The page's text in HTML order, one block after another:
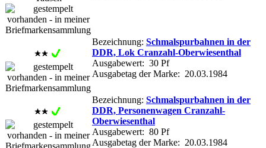
Bezeichnung: Schmalspurbahnen in der
DDR, Lok Cranzahl-Oberwiesenthal
Ausgabewert: 30 Pf
Ausgabetag der Marke: 20.03.1984
Bezeichnung: Schmalspurbahnen in der
DDR, Personenwagen Cranzahl-
Oberwiesenthal
Ausgabewert: 80 Pf
Ausgabetag der Marke: 20.03.1984